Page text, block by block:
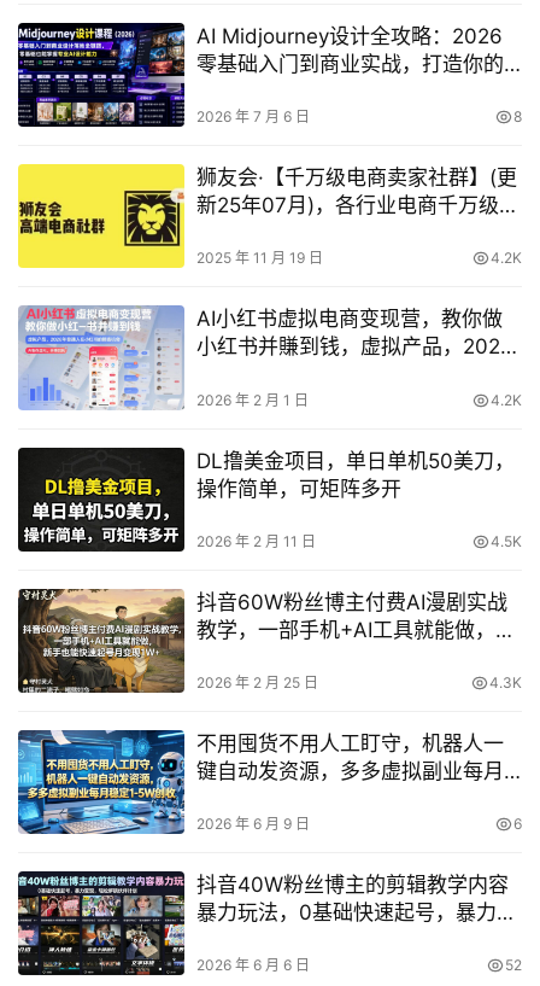
AI Midjourney设计全攻略：2026
零基础入门到商业实战，打造你的
2026 年 7 月 6 日 8
狮友会·【千万级电商卖家社群】(更
新25年07月)，各行业电商千万级亿
2025 年 11 月 19 日 4.2K
AI小红书虚拟电商变现营，教你做
小红书并賺到钱，虚拟产品，2026
新中）
2026 年 2 月 1 日 4.2K
DL撸美金项目，单日单机50美刀，
操作简单，可矩阵多开
2026 年 2 月 11 日 4.5K
抖音60W粉丝博主付费AI漫剧实战
教学，一部手机+AI工具就能做，新
2026 年 2 月 25 日 4.3K
不用囤货不用人工盯守，机器人一
键自动发资源，多多虚拟副业每月
2026 年 6 月 9 日 6
抖音40W粉丝博主的剪辑教学内容
暴力玩法，0基础快速起号，暴力变
2026 年 6 月 6 日 52